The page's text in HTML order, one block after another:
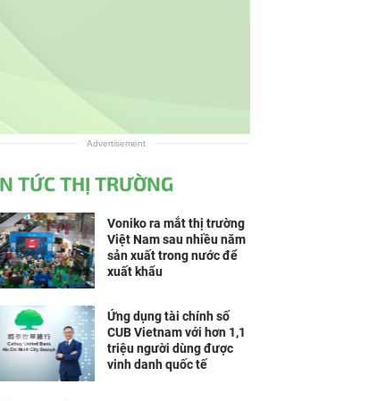
Advertisement
TỨC THỊ TRƯỜNG
Voniko ra mắt thị trường
Việt Nam sau nhiều năm
sản xuất trong nước để
xuất khẩu
Ứng dụng tài chính số
CUB Vietnam với hơn 1,1
triệu người dùng được
vinh danh quốc tế